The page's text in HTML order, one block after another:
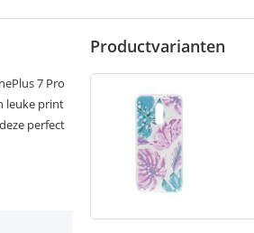
7 Pro
leuke print
perfect
Productvarianten